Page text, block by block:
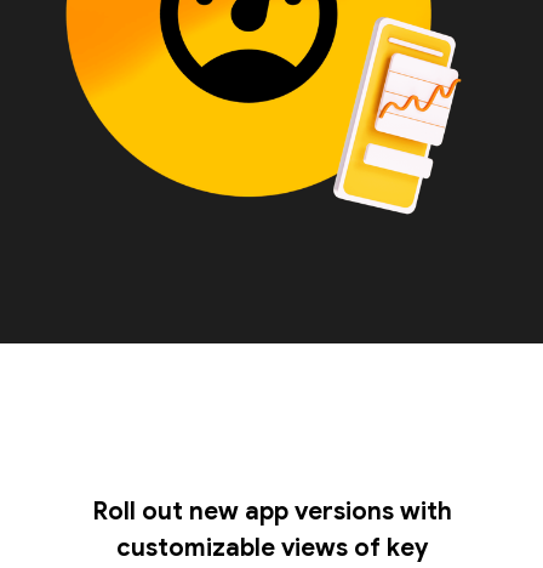
Roll out new app versions with
customizable views of key